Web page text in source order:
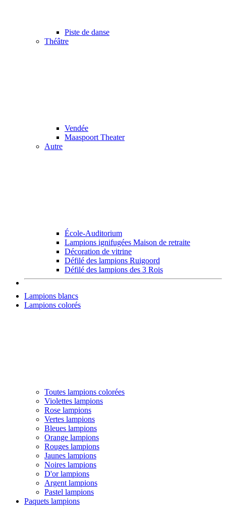
Piste de danse
Théâtre
Vendée
Maaspoort Theater
Autre
École-Auditorium
Lampions ignifugées Maison de retraite
Décoration de vitrine
Défilé des lampions Ruigoord
Défilé des lampions des 3 Rois
Lampions blancs
Lampions colorés
Toutes lampions colorées
Violettes lampions
Rose lampions
Vertes lampions
Bleues lampions
Orange lampions
Rouges lampions
Jaunes lampions
Noires lampions
D'or lampions
Argent lampions
Pastel lampions
Paquets lampions